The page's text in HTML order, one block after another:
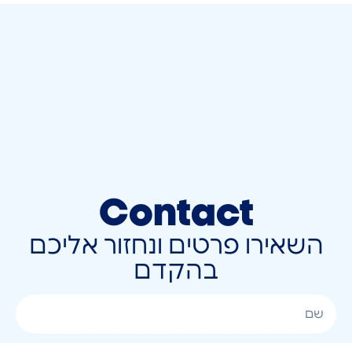
Contact
השאירו פרטים ונחזור אליכם
בהקדם